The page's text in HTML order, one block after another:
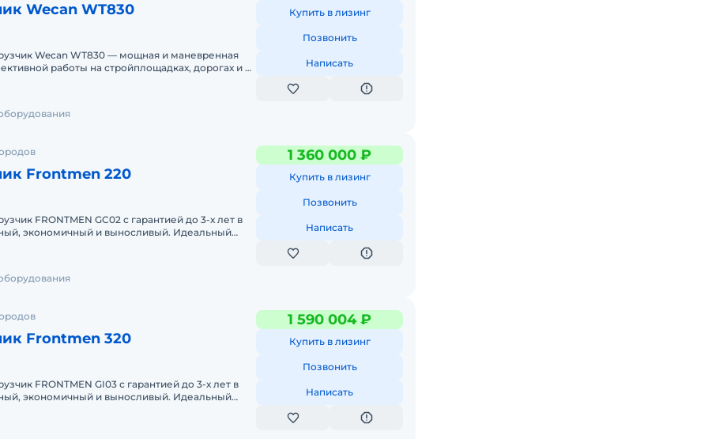
Wecan WT830
Wecan WT830 — мощная и маневренная
работы на стройплощадках, дорогах и в
Купить в лизинг
Позвонить
Написать
Frontmen 220
FRONTMEN GC02 с гарантией до 3-х лет в
экономичный и выносливый. Идеальный
1 360 000 ₽
Купить в лизинг
Позвонить
Написать
Frontmen 320
FRONTMEN GI03 с гарантией до 3-х лет в
экономичный и выносливый. Идеальный
1 590 004 ₽
Купить в лизинг
Позвонить
Написать